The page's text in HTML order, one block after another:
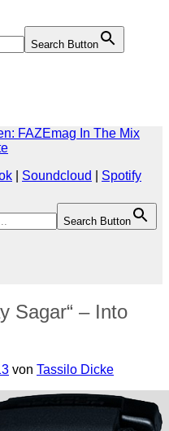
Search Button
Search Button
FAZEmag In The Mix
Soundcloud
Spotify
Sagar“ – Into
von Tassilo Dicke